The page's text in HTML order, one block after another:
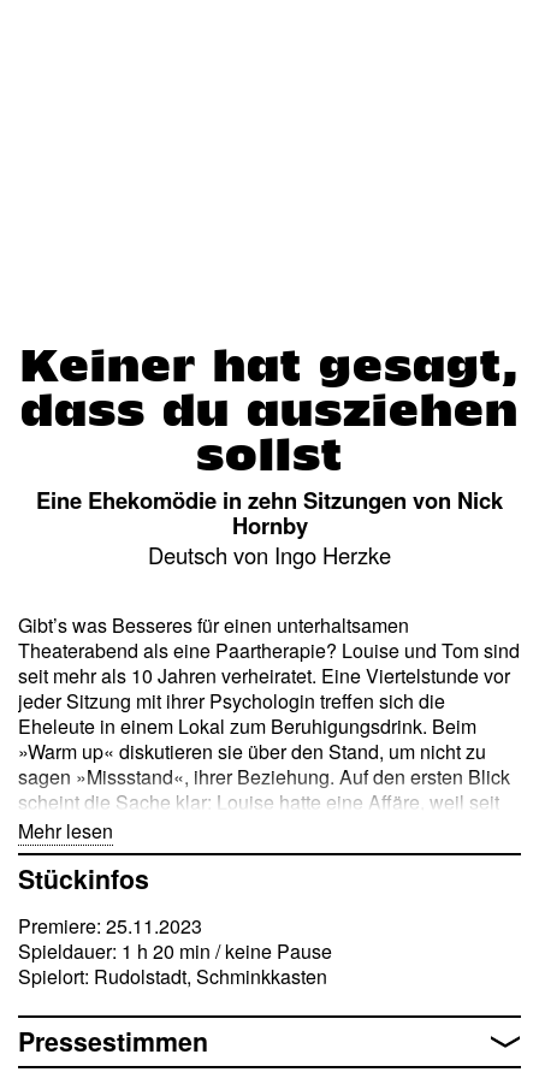
Keiner hat gesagt,
dass du ausziehen
sollst
Eine Ehekomödie in zehn Sitzungen von Nick
Hornby
Deutsch von Ingo Herzke
Gibt’s was Besseres für einen unterhaltsamen
Theaterabend als eine Paartherapie? Louise und Tom sind
seit mehr als 10 Jahren verheiratet. Eine Viertelstunde vor
jeder Sitzung mit ihrer Psychologin treffen sich die
Eheleute in einem Lokal zum Beruhigungsdrink. Beim
»Warm up« diskutieren sie über den Stand, um nicht zu
sagen »Missstand«, ihrer Beziehung. Auf den ersten Blick
scheint die Sache klar: Louise hatte eine Affäre, weil seit
geraumer Zeit im Ehebett Lustflaute herrscht. Aber ist das
bereits das ganze Problem? Die Treffen mit der
Therapeutin machen deutlich: Beide kehrten zu vieles zu
als vermutet. Louise und Tom sind so grundverschieden,
dass man sich fragt, wie sie überhaupt zueinanderfinden
und es so lange miteinander aushalten konnten? Sie ist
Weißwein, er Bier. Als Ärztin in der Gerontologie ist Louise
aufs Älterwerden spezialisiert, er dagegen als –
Mehr lesen
Stückinfos
Premiere: 25.11.2023
Spieldauer: 1 h 20 min / keine Pause
Spielort: Rudolstadt, Schminkkasten
Pressestimmen